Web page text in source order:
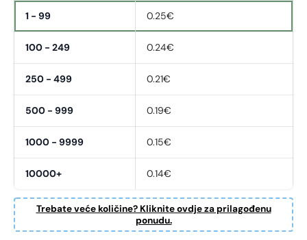
1 - 99 0.25€
100 - 249 0.24€
250 - 499 0.21€
500 - 999 0.19€
1000 - 9999 0.15€
10000+ 0.14€
Trebate veće količine? Kliknite ovdje za prilagođenu
ponudu.